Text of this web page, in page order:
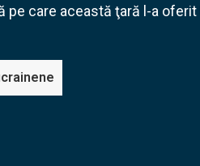
care această ţară l-a oferit